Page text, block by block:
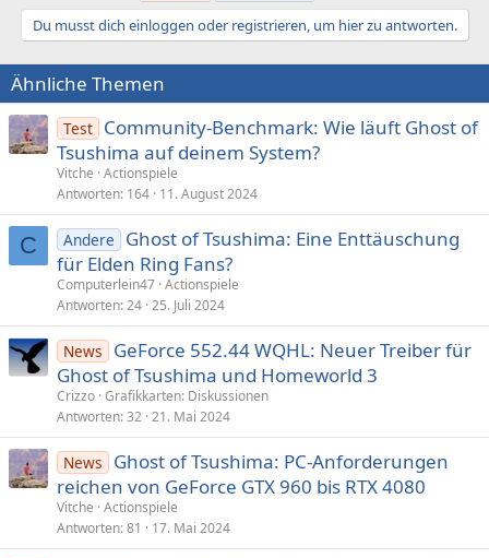
t
o
n
e
:
Du musst dich einloggen oder registrieren, um hier zu antworten.
Ähnliche Themen
Test Community-Benchmark: Wie läuft Ghost of
Tsushima auf deinem System?
Vitche Actionspiele
Antworten 164 11. August 2024
C Andere
Ghost of Tsushima: Eine Enttäuschung
für Elden Ring Fans?
Computerlein47 Actionspiele
Antworten 24 25. Juli 2024
News
GeForce 552.44 WQHL: Neuer Treiber für
Ghost of Tsushima und Homeworld 3
Crizzo Grafikkarten: Diskussionen
Antworten 32 21. Mai 2024
News
Ghost of Tsushima: PC-Anforderungen
reichen von GeForce GTX 960 bis RTX 4080
Vitche Actionspiele
Antworten 81 17. Mai 2024